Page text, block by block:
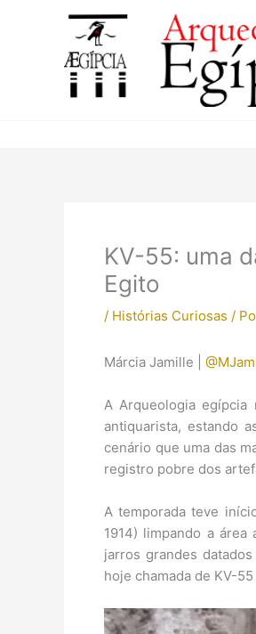
KV-55: uma
Egito
/ Histórias Curiosas /
Márcia Jamille |
A Arqueologia
antiquarista, estando
cenário que uma das
registro pobre dos
A temporada teve
1914) limpando a
jarros grandes
hoje chamada de KV-55